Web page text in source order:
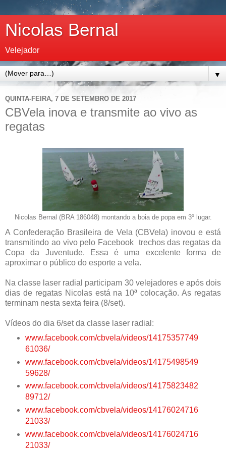
Nicolas Bernal
Velejador
▼
QUINTA-FEIRA, 7 DE SETEMBRO DE 2017
CBVela inova e transmite ao vivo as
regatas
Nicolas Bernal (BRA 186048) montando a boia de popa em 3º lugar.
A Confederação Brasileira de Vela (CBVela) inovou e está
transmitindo ao vivo pelo Facebook trechos das regatas da
Copa da Juventude. Essa é uma excelente forma de
aproximar o público do esporte a vela.
Na classe laser radial participam 30 velejadores e após dois
dias de regatas Nicolas está na 10ª colocação. As regatas
terminam nesta sexta feira (8/set).
Vídeos do dia 6/set da classe laser radial:
www.facebook.com/cbvela/videos/14175357749
61036/
www.facebook.com/cbvela/videos/14175498549
59628/
www.facebook.com/cbvela/videos/14175823482
89712/
www.facebook.com/cbvela/videos/14176024716
21033/
www.facebook.com/cbvela/videos/14176024716
21033/